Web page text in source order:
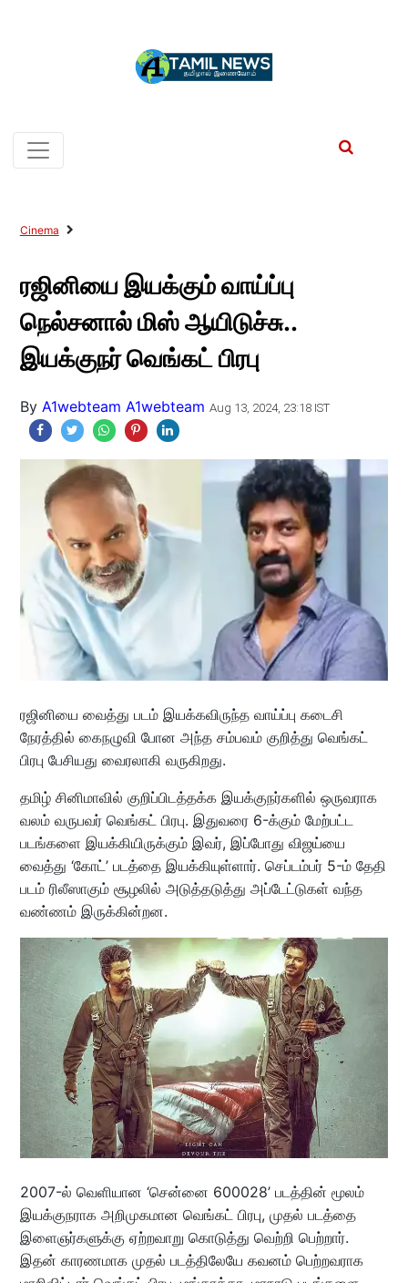
Cinema
ரஜினியை இயக்கும் வாய்ப்பு
நெல்சனால் மிஸ் ஆயிடுச்சு..
இயக்குநர் வெங்கட் பிரபு
By A1webteam A1webteam Aug 13, 2024, 23:18 IST
ரஜினியை வைத்து படம் இயக்கவிருந்த வாய்ப்பு கடைசி
நேரத்தில் கைநழுவி போன அந்த சம்பவம் குறித்து வெங்கட்
பிரபு பேசியது வைரலாகி வருகிறது.
தமிழ் சினிமாவில் குறிப்பிடத்தக்க இயக்குநர்களில் ஒருவராக
வலம் வருபவர் வெங்கட் பிரபு. இதுவரை 6-க்கும் மேற்பட்ட
படங்களை இயக்கியிருக்கும் இவர், இப்போது விஜய்யை
வைத்து ‘கோட்’ படத்தை இயக்கியுள்ளார். செப்டம்பர் 5-ம் தேதி
படம் ரிலீஸாகும் சூழலில் அடுத்தடுத்து அப்டேட்டுகள் வந்த
வண்ணம் இருக்கின்றன.
2007-ல் வெளியான ‘சென்னை 600028’ படத்தின் மூலம்
இயக்குநராக அறிமுகமான வெங்கட் பிரபு, முதல் படத்தை
இளைஞர்களுக்கு ஏற்றவாறு கொடுத்து வெற்றி பெற்றார்.
இதன் காரணமாக முதல் படத்திலேயே கவனம் பெற்றவராக